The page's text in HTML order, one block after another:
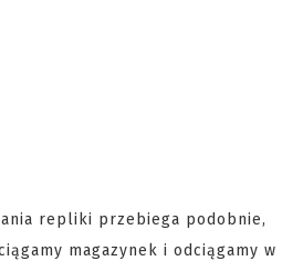
repliki przebiega podobnie,
magazynek i odciągamy w